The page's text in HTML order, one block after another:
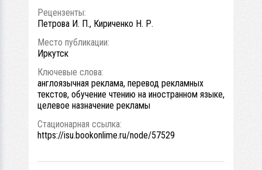
Рецензенты:
Петрова И. П., Кириченко Н. Р.
Место публикации:
Иркутск
Ключевые слова:
англоязычная реклама, перевод рекламных
текстов, обучение чтению на иностранном языке,
целевое назначение рекламы
Стационарная ссылка:
https://isu.bookonlime.ru/node/57529